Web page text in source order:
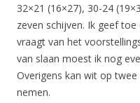
32×21 (16×27), 30-24
zeven schijven. Ik geef
vraagt van het
van slaan moest ik nog
Overigens kan wit op
nemen.